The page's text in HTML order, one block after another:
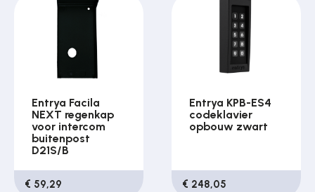
Entrya Facila
NEXT regenkap
voor intercom
buitenpost
D21S/B
€ 59,29
Entrya KPB-ES4
codeklavier
opbouw zwart
€ 248,05